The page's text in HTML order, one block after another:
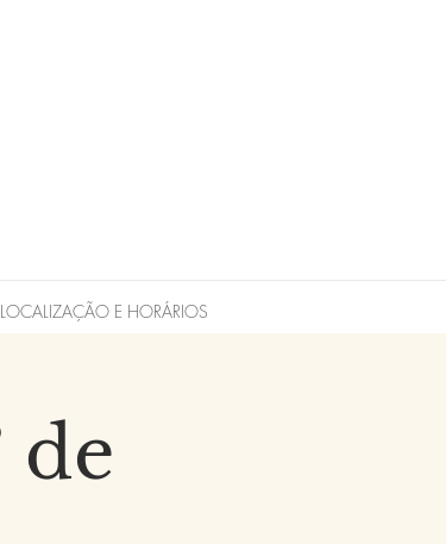
LOCALIZAÇÃO E HORÁRIOS
de